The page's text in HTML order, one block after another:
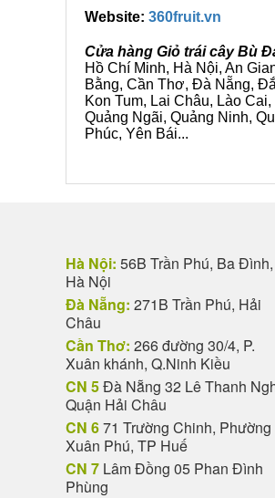
Website: 360fruit.vn
Cửa hàng Giỏ trái cây Bù
Hồ Chí Minh, Hà Nội, An
Bằng, Cần Thơ, Đà Nẵng,
Kon Tum, Lai Châu, Lào
Quảng Ngãi, Quảng Ninh,
Phúc, Yên Bái...
Hà Nội: 56B Trần Phú, Ba Đình,
Hà Nội
Đà Nẵng: 271B Trần Phú, Hải
Châu
Cần Thơ: 266 đường 30/4, P.
Xuân khánh, Q.Ninh Kiều
CN 5Đà Nẵng 32 Lê Thanh
Quận Hải Châu
CN 671 Trường Chinh, Phường
Xuân Phú, TP Huế
CN 7 Lâm Đồng 05 Phan Đình
Phùng